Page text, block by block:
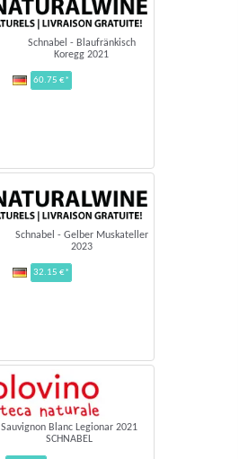
Schnabel - Blaufränkisch
Koregg 2021
60.75 €*
Schnabel - Gelber Muskateller
2023
32.15 €*
Sauvignon Blanc Legionar 2021
SCHNABEL